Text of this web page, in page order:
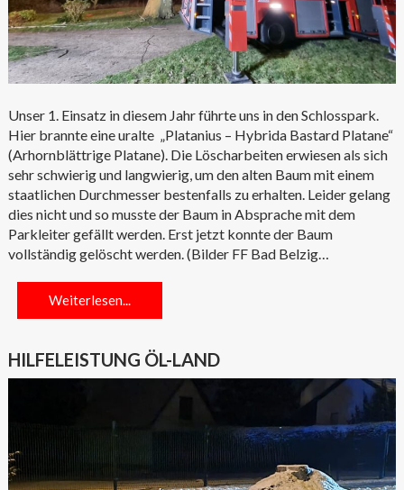
Unser 1. Einsatz in diesem Jahr führte uns in den Schlosspark.
Hier brannte eine uralte „Platanius – Hybrida Bastard Platane“
(Arhornblättrige Platane). Die Löscharbeiten erwiesen als sich
sehr schwierig und langwierig, um den alten Baum mit einem
staatlichen Durchmesser bestenfalls zu erhalten. Leider gelang
dies nicht und so musste der Baum in Absprache mit dem
Parkleiter gefällt werden. Erst jetzt konnte der Baum
vollständig gelöscht werden. (Bilder FF Bad Belzig…
Weiterlesen...
HILFELEISTUNG ÖL-LAND